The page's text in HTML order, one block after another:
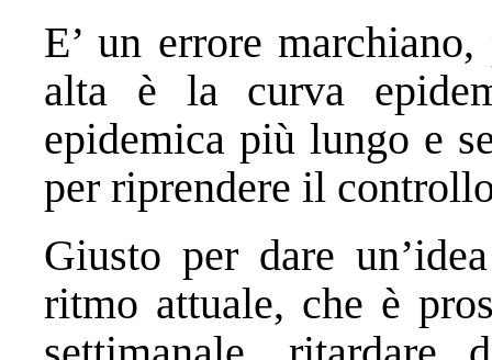
E’ un errore
alta è la curva
epidemica più lungo e
per riprendere il
Giusto per dare
ritmo attuale, che è